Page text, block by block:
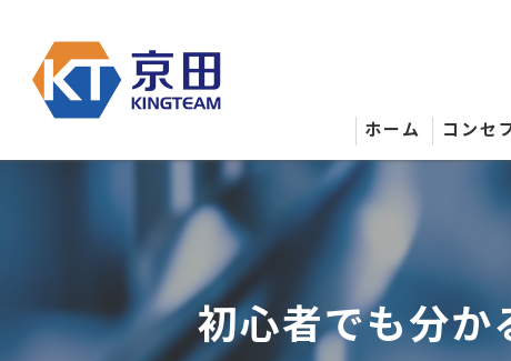
ホーム コンセ
初心者でも分